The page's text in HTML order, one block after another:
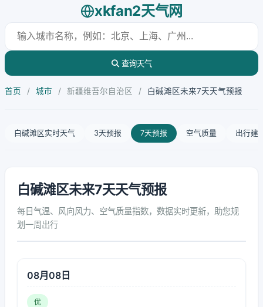
xkfan2天气网
查询天气
首页 / 城市 / 新疆维吾尔自治区 / 白碱滩区未来7天天气预报
白碱滩区实时天气 3天预报 7天预报 空气质量 出行建
白碱滩区未来7天天气预报
每日气温、风向风力、空气质量指数，数据实时更新，助您规
划一周出行
08月08日
优